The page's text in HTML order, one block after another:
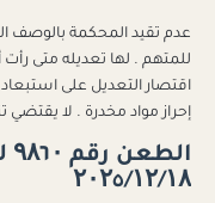
عدم تقيد المحكمة بالوصف
للمتهم . لها تعديله متى رأت
اقتصار التعديل على
إحراز مواد مخدرة . لا يقتضي
۲۰۲٥/۱۲/۱۸